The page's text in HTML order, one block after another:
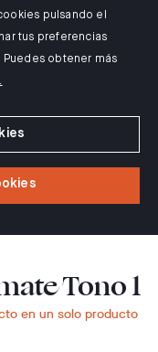
pulsando el
tus preferencias
Puedes obtener más
Tono 1
en un solo producto